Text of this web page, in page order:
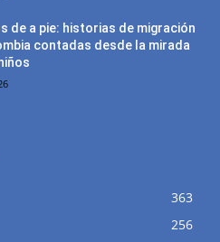
de a pie: historias de migración
contadas desde la mirada
363
256